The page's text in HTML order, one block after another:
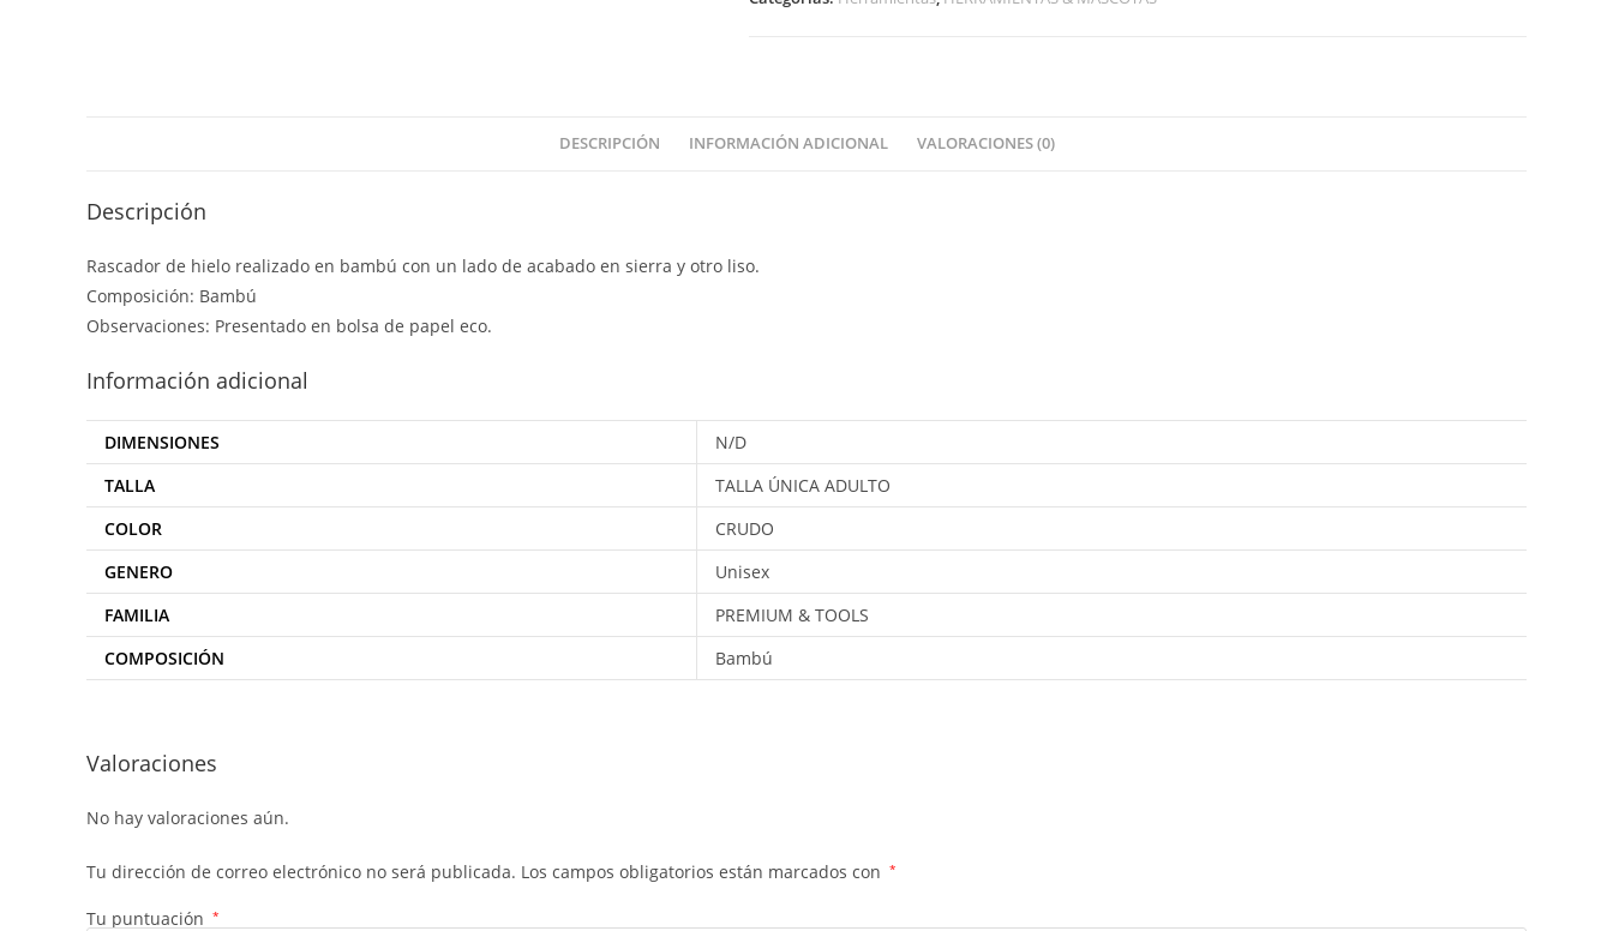
DESCRIPCIÓN INFORMACIÓN ADICIONAL VALORACIONES (0)
Descripción
Rascador de hielo realizado en bambú con un lado de acabado en sierra y otro liso.
Composición: Bambú
Observaciones: Presentado en bolsa de papel eco.
Información adicional
DIMENSIONES
N/D
TALLA
TALLA ÚNICA ADULTO
COLOR
CRUDO
GENERO
Unisex
FAMILIA
PREMIUM & TOOLS
COMPOSICIÓN
Bambú
Valoraciones
No hay valoraciones aún.
Tu dirección de correo electrónico no será publicada. Los campos obligatorios están marcados con *
Tu puntuación *